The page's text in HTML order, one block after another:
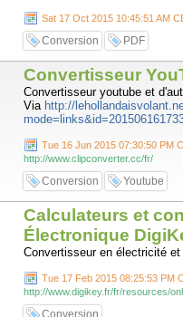
Sat 17 Oct 2015 10:45:51 AM
Conversion PDF
Convertisseur
Convertisseur youtube et
Via http://
Tue 16 Jun 2015 07:30:50 PM
http://www.clipconverter.cc/fr/
Conversion Youtube
Calculateurs et
Électronique
Convertisseur en électricité
Tue 17 Feb 2015 08:25:53 PM
http://www.digikey.fr/fr/resources/
Conversion